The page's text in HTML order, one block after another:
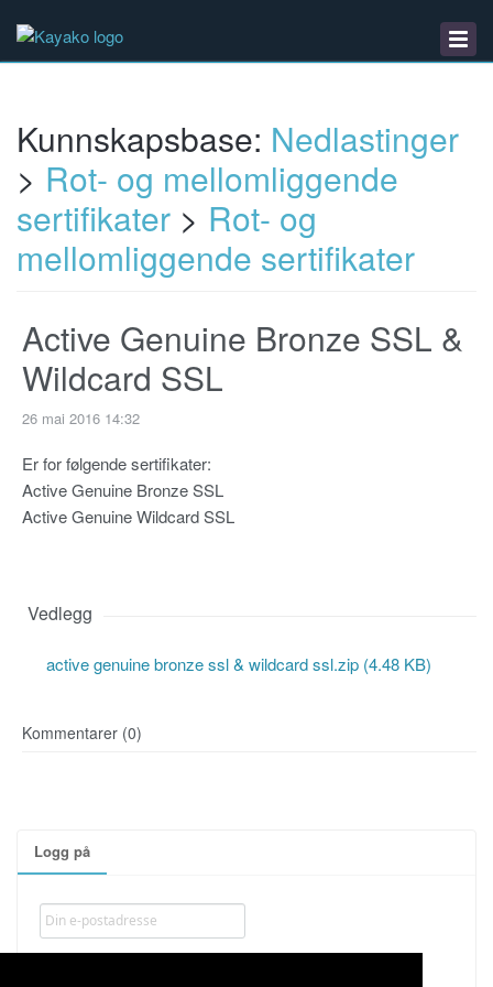
Kunnskapsbase
Nedlastinger
Logg på
Kunnskapsbase: Nedlastinger
> Rot- og mellomliggende
sertifikater > Rot- og
mellomliggende sertifikater
Active Genuine Bronze SSL &
Wildcard SSL
26 mai 2016 14:32
Er for følgende sertifikater:
Active Genuine Bronze SSL
Active Genuine Wildcard SSL
Vedlegg
active genuine bronze ssl & wildcard ssl.zip (4.48 KB)
Kommentarer (0)